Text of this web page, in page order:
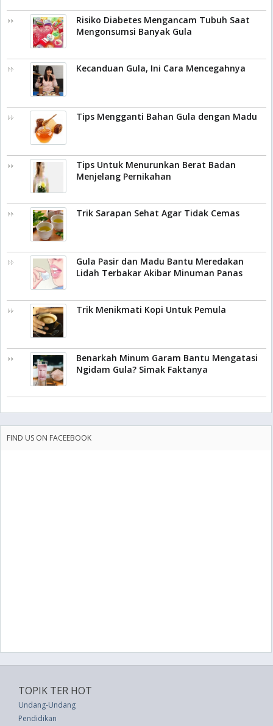
Risiko Diabetes Mengancam Tubuh Saat
Mengonsumsi Banyak Gula
Kecanduan Gula, Ini Cara Mencegahnya
Tips Mengganti Bahan Gula dengan Madu
Tips Untuk Menurunkan Berat Badan
Menjelang Pernikahan
Trik Sarapan Sehat Agar Tidak Cemas
Gula Pasir dan Madu Bantu Meredakan
Lidah Terbakar Akibar Minuman Panas
Trik Menikmati Kopi Untuk Pemula
Benarkah Minum Garam Bantu Mengatasi
Ngidam Gula? Simak Faktanya
FIND US ON FACEEBOOK
TOPIK TER HOT
Undang-Undang
Pendidikan